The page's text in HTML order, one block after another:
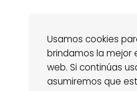
Usamos cookies
brindamos la mejor
web. Si continúas
asumiremos que